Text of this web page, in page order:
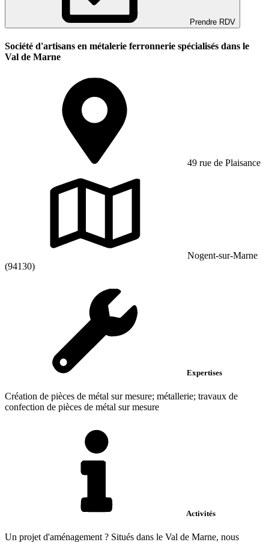
Prendre RDV
Société d'artisans en métalerie ferronnerie spécialisés dans le
Val de Marne
49 rue de Plaisance
Nogent-sur-Marne
(94130)
Expertises
Création de pièces de métal sur mesure; métallerie; travaux de
confection de pièces de métal sur mesure
Activités
Un projet d'aménagement ? Situés dans le Val de Marne, nous